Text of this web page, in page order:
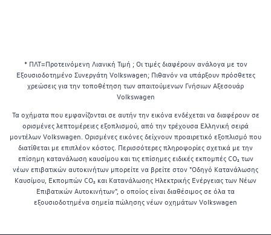
* ΠΛΤ=Προτεινόμενη Λιανική Τιμή ; Οι τιμές διαφέρουν ανάλογα με τον
Εξουσιοδοτημένο Συνεργάτη Volkswagen; Πιθανόν να υπάρξουν πρόσθετες
χρεώσεις για την τοποθέτηση των απαιτούμενων Γνήσιων Αξεσουάρ
Volkswagen
Τα οχήματα που εμφανίζονται σε αυτήν την εικόνα ενδέχεται να διαφέρουν σε
ορισμένες λεπτομέρειες εξοπλισμού, από την τρέχουσα Ελληνική σειρά
μοντέλων Volkswagen. Ορισμένες εικόνες δείχνουν προαιρετικό εξοπλισμό που
διατίθεται με επιπλέον κόστος. Περισσότερες πληροφορίες σχετικά με την
επίσημη κατανάλωση καυσίμου και τις επίσημες ειδικές εκπομπές CO₂ των
νέων επιβατικών αυτοκινήτων μπορείτε να βρείτε στον "Οδηγό Κατανάλωσης
Καυσίμου, Εκπομπών CO₂ και Κατανάλωσης Ηλεκτρικής Ενέργειας των Νέων
Επιβατικών Αυτοκινήτων", ο οποίος είναι διαθέσιμος σε όλα τα
εξουσιοδοτημένα σημεία πώλησης νέων οχημάτων Volkswagen